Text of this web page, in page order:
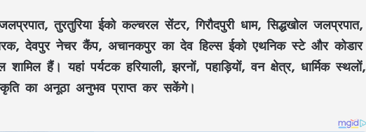
तुरतुरिया ईको कल्चरल सेंटर, गिरौदपुरी धाम, सिद्धखोल जलप्रपात,
देवपुर नेचर कैंप, अचानकपुर का देव हिल्स ईको एथनिक स्टेऔरकोडार
शामिल हैं। यहां पर्यटकहरियाली, झरनों, पहाड़ियों, वन क्षेत्र, धार्मिक स्थलों,
का अनूठा अनुभव प्राप्त कर सकेंगे।